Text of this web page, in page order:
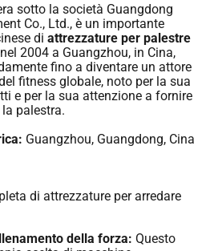
sotto la società Guangdong
Co., Ltd., è un importante
di attrezzature per palestre
2004 a Guangzhou, in Cina,
fino a diventare un attore
fitness globale, noto per la sua
e per la sua attenzione a fornire
palestra.
Guangzhou, Guangdong, Cina
di attrezzature per arredare
della forza: Questo